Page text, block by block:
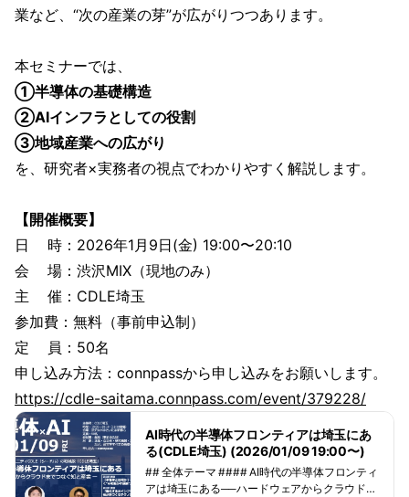
うに、いま埼玉は「AI×半導体」という中核技術
を通じて、新たな産業の土壌を耕すフェーズに
ションを通じて掘り下げていきます。ぜひ産官
学の垣根を越えた出会いと共創の場としてご活
用ください。
業など、“次の産業の芽”が広がりつつあります。
本セミナーでは、
①半導体の基礎構造
②AIインフラとしての役割
③地域産業への広がり
を、研究者×実務者の視点でわかりやすく解説します。
【開催概要】
日 時：2026年1月9日(金) 19:00〜20:10
会 場：渋沢MIX（現地のみ）
主 催：CDLE埼玉
参加費：無料（事前申込制）
定 員：50名
申し込み方法：connpassから申し込みをお願いします。
https://cdle-saitama.connpass.com/event/379228/
AI時代の半導体フロンティアは埼玉にあ
る(CDLE埼玉) (2026/01/09 19:00〜)
## 全体テーマ #### AI時代の半導体フロンティ
アは埼玉にある──ハードウェアからクラウドま